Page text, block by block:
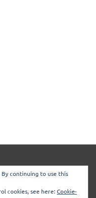
By continuing to use this
cookies, see here:Cookie-